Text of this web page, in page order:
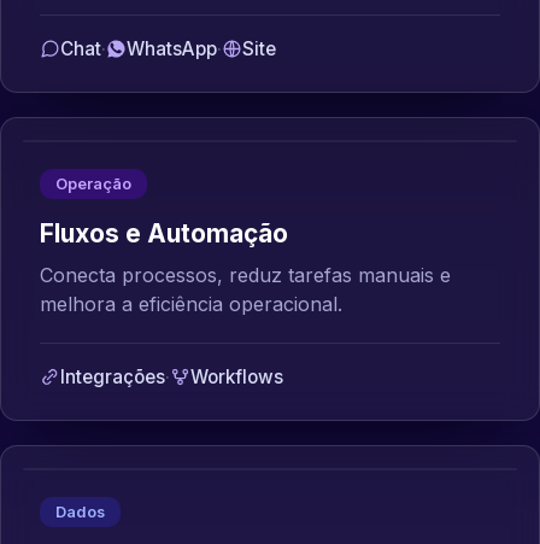
Chat· WhatsApp· Site
Operação
Fluxos e Automação
Conecta processos, reduz tarefas manuais e
melhora a eficiência operacional.
Integrações· Workflows
Dados